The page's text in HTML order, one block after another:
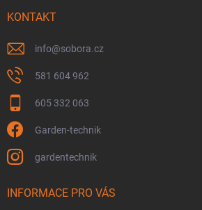
KONTAKT
info@sobora.cz
581 604 962
605 332 063
Garden-technik
gardentechnik
INFORMACE PRO VÁS